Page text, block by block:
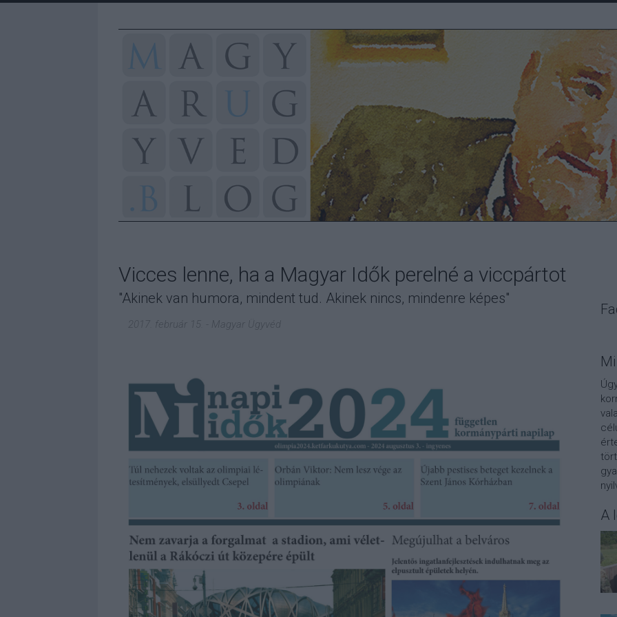
Vicces lenne, ha a Magyar Idők perelné a viccpártot
"Akinek van humora, mindent tud. Akinek nincs, mindenre képes"
2017. február 15. Magyar Ügyvéd
A